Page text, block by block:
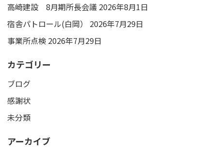
高崎建設 8月期所長会議 2026年8月1日
宿舎パトロール(白岡）
2026年7月29日
事業所点検 2026年7月29日
カテゴリー
ブログ
感謝状
未分類
アーカイブ